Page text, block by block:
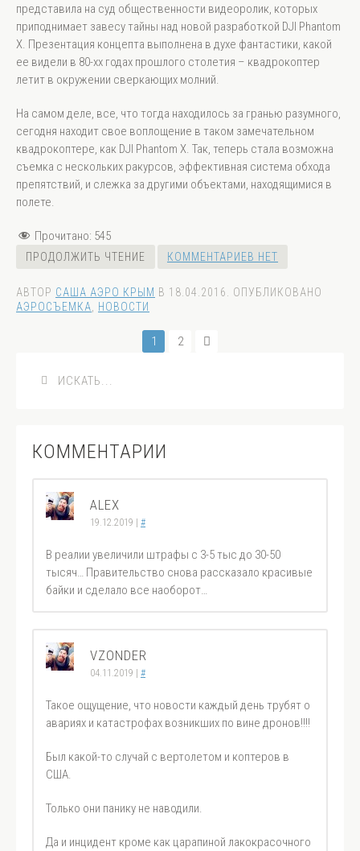
представила на суд общественности видеоролик, которых
приподнимает завесу тайны над новой разработкой DJI Phantom
X. Презентация концепта выполнена в духе фантастики, какой
ее видели в 80-хх годах прошлого столетия – квадрокоптер
летит в окружении сверкающих молний.
На самом деле, все, что тогда находилось за гранью разумного,
сегодня находит свое воплощение в таком замечательном
квадрокоптере, как DJI Phantom X. Так, теперь стала возможна
съемка с нескольких ракурсов, эффективная система обхода
препятствий, и слежка за другими объектами, находящимися в
полете.
Прочитано: 545
ПРОДОЛЖИТЬ ЧТЕНИЕ КОММЕНТАРИЕВ НЕТ
АВТОР САША АЭРО КРЫМ В 18.04.2016
. ОПУБЛИКОВАНО
АЭРОСЪЕМКА
НОВОСТИ
1 2
КОММЕНТАРИИ
ALEX
19.12.2019 #
В реалии увеличили штрафы с 3-5 тыс до 30-50
тысяч… Правительство снова рассказало красивые
байки и сделало все наоборот…
VZONDER
04.11.2019 #
Такое ощущение, что новости каждый день трубят о
авариях и катастрофах возникших по вине дронов!!!!
Был какой-то случай с вертолетом и коптеров в
США.
Только они панику не наводили.
Да и инцидент кроме как царапиной лакокрасочного